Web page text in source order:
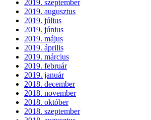
2019. szeptember
2019. augusztus
2019. július
2019. június
2019. május
2019. április
2019. március
2019. február
2019. január
2018. december
2018. november
2018. október
2018. szeptember